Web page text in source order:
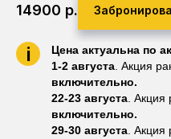
14900 р.
i
Цена актуальна по
1-2 августа. Акция
включительно.
22-23 августа. Акция
включительно.
29-30 августа. Акция